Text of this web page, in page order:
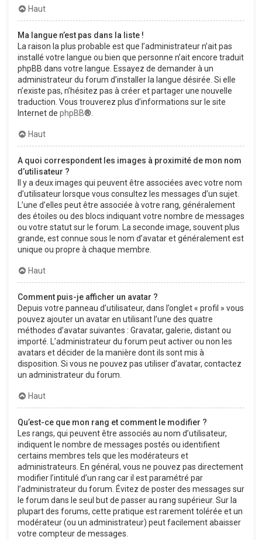
Haut
Ma langue n’est pas dans la liste !
La raison la plus probable est que l’administrateur n’ait pas
installé votre langue ou bien que personne n’ait encore traduit
phpBB dans votre langue. Essayez de demander à un
administrateur du forum d’installer la langue désirée. Si elle
n’existe pas, n’hésitez pas à créer et partager une nouvelle
traduction. Vous trouverez plus d’informations sur le site
Internet de phpBB®.
Haut
A quoi correspondent les images à proximité de mon nom
d’utilisateur ?
Il y a deux images qui peuvent être associées avec votre nom
d’utilisateur lorsque vous consultez les messages d’un sujet.
L’une d’elles peut être associée à votre rang, généralement
des étoiles ou des blocs indiquant votre nombre de messages
ou votre statut sur le forum. La seconde image, souvent plus
grande, est connue sous le nom d’avatar et généralement est
unique ou propre à chaque membre.
Haut
Comment puis-je afficher un avatar ?
Depuis votre panneau d’utilisateur, dans l’onglet « profil » vous
pouvez ajouter un avatar en utilisant l’une des quatre
méthodes d’avatar suivantes : Gravatar, galerie, distant ou
importé. L’administrateur du forum peut activer ou non les
avatars et décider de la manière dont ils sont mis à
disposition. Si vous ne pouvez pas utiliser d’avatar, contactez
un administrateur du forum.
Haut
Qu’est-ce que mon rang et comment le modifier ?
Les rangs, qui peuvent être associés au nom d’utilisateur,
indiquent le nombre de messages postés ou identifient
certains membres tels que les modérateurs et
administrateurs. En général, vous ne pouvez pas directement
modifier l’intitulé d’un rang car il est paramétré par
l’administrateur du forum. Évitez de poster des messages sur
le forum dans le seul but de passer au rang supérieur. Sur la
plupart des forums, cette pratique est rarement tolérée et un
modérateur (ou un administrateur) peut facilement abaisser
votre compteur de messages.